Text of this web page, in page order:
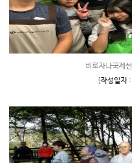
비로자나국제
[작성일자